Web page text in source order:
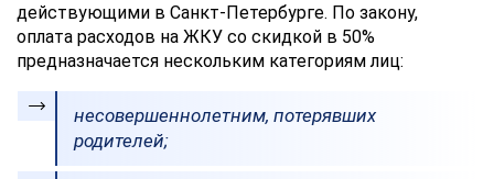
действующими в Санкт-Петербурге. По закону,
оплата расходов на ЖКУ со скидкой в 50%
предназначается нескольким категориям лиц:
несовершеннолетним, потерявших
родителей;